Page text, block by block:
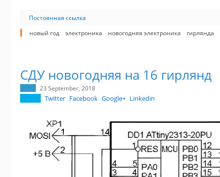
Постоянная ссылка
новый год
электроника новогодняя электроника гирлянда
СДУ новогодняя на 16 гирлянд
23 September, 2018
Twitter Facebook Google+ Linkedin